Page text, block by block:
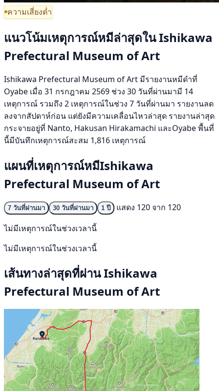
ความเสี่ยงต่ำ
แนวโน้มเหตุการณ์หมีล่าสุดใน Ishikawa
Prefectural Museum of Art
Ishikawa Prefectural Museum of Art มีรายงานหมีดำที่
Oyabe เมื่อ 31 กรกฎาคม 2569 ช่วง 30 วันที่ผ่านมามี 14
เหตุการณ์ รวมถึง 2 เหตุการณ์ในช่วง 7 วันที่ผ่านมา รายงานลด
ลงจากสัปดาห์ก่อน แต่ยังมีความเคลื่อนไหวล่าสุด รายงานล่าสุด
กระจายอยู่ที่ Nanto, Hakusan Hirakamachi และOyabe พื้นที่
นี้มีบันทึกเหตุการณ์สะสม 1,816 เหตุการณ์
แผนที่เหตุการณ์หมีIshikawa
Prefectural Museum of Art
7 วันที่ผ่านมา 30 วันที่ผ่านมา 1 ปี
แสดง 120 จาก 120
ไม่มีเหตุการณ์ในช่วงเวลานี้
ไม่มีเหตุการณ์ในช่วงเวลานี้
เส้นทางล่าสุดที่ผ่าน Ishikawa
Prefectural Museum of Art